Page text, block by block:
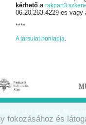
fokozásához és
kérhető a
06.20.263.4229-es vagy
****
A társulat honlapja.